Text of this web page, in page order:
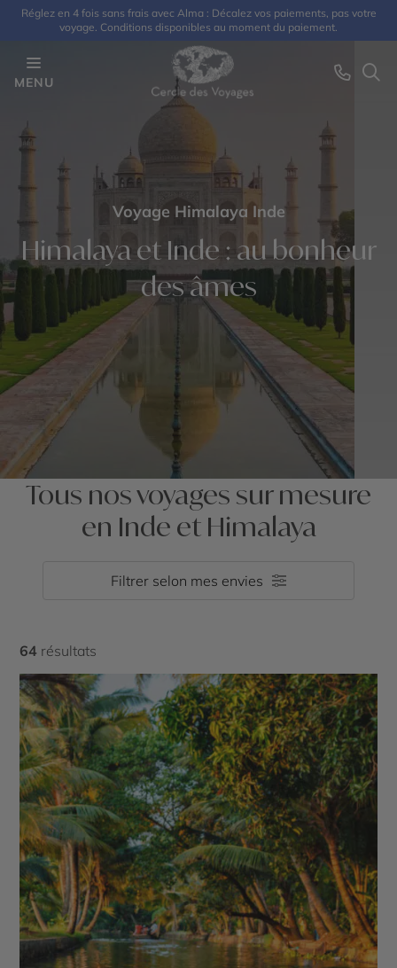
Réglez en 4 fois sans frais avec Alma : Décalez vos paiements, pas votre
voyage. Conditions disponibles au moment du paiement.
MENU
Voyage Himalaya Inde
Himalaya et Inde : au bonheur
des âmes
Tous nos voyages sur mesure
en Inde et Himalaya
Filtrer selon mes envies
64 résultats